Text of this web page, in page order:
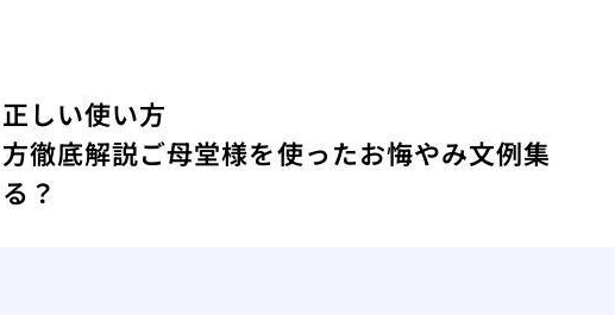
しい使い方
徹底解説ご母堂様を使ったお悔やみ文例集
？